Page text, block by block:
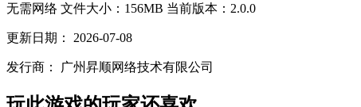
无需网络 文件大小：156MB 当前版本：2.0.0
更新日期： 2026-07-08
发行商： 广州昇顺网络技术有限公司